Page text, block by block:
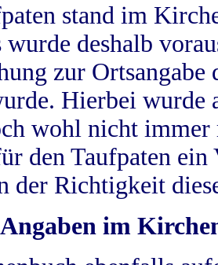
stand im
deshalb
zur
Hierbei wurde
wohl nicht
den Taufpaten
der Richtigkeit
im